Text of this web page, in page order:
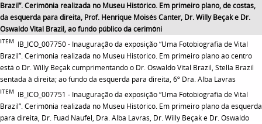
Brazil”. Cerimônia realizada no Museu Histórico. Em primeiro plano, de costas,
da esquerda para direita, Prof. Henrique Moisés Canter, Dr. Willy Beçak e Dr.
Oswaldo Vital Brazil, ao fundo público da cerimôni
ITEM IB_ICO_007750 - Inauguração da exposição “Uma Fotobiografia de Vital
Brazil”. Cerimônia realizada no Museu Histórico. Em primeiro plano ao centro
está o Dr. Willy Beçak cumprimentando o Dr. Oswaldo Vital Brazil, Stella Brazil
sentada à direita; ao fundo da esquerda para direita, 6º Dra. Alba Lavras
ITEM IB_ICO_007751 - Inauguração da exposição “Uma Fotobiografia de Vital
Brazil”. Cerimônia realizada no Museu Histórico. Em primeiro plano da esquerda
para direita, Dr. Fuad Naufel, Dra. Alba Lavras, Dr. Willy Beçak e Dr. Oswaldo